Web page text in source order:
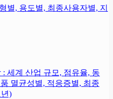
별, 용도별, 최종사용자별, 지
세계 산업 규모, 점유율, 동
멸균성별, 적응증별, 최종
)